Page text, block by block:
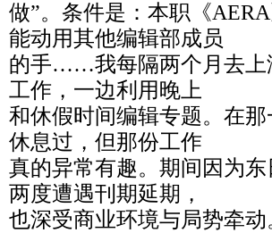
做”。条件是：本职《
能动用其他编辑部成员
的手……我每隔两个月去上
工作，一边利用晚上
和休假时间编辑专题。在
休息过，但那份工作
真的异常有趣。期间因为
两度遭遇刊期延期，
也深受商业环境与局势牵